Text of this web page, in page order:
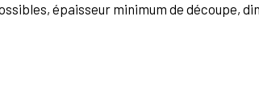
épaisseur minimum de découpe,